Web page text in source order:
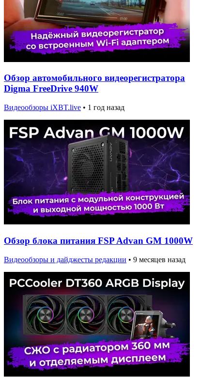
Обзор автомобильного видеорегистратора
Digma FreeDrive 940W
Видеообзоры iXBT.live • 1 год назад
Обзор блока питания FSP Advan GM 1000W
Видеообзоры и дайджесты редакции • 9 месяцев назад